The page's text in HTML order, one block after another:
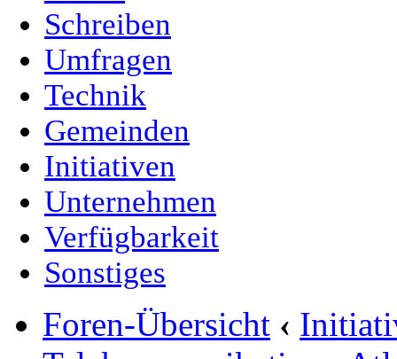
Schreiben
Umfragen
Technik
Gemeinden
Initiativen
Unternehmen
Verfügbarkeit
Sonstiges
Foren-Übersicht ‹